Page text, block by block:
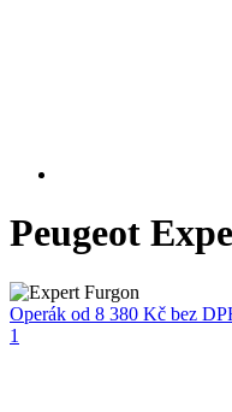
Peugeot
Operák od 8 380 Kč bez
1